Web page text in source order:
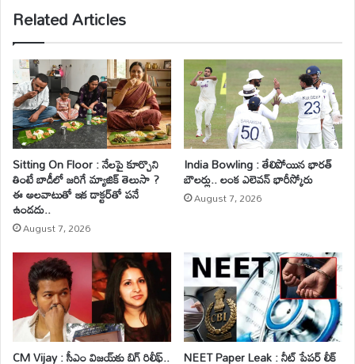
Related Articles
Sitting On Floor : నేలపై కూర్చొని
తింటే బాడీలో జరిగే మ్యాజిక్ తెలుసా ?
ఈ అలవాటుతో ఇక డాక్టర్‌తో పనే
ఉండదు..
August 7, 2026
India Bowling : తేలిపోయిన భారత్
బౌలర్లు.. లంక ఎలెవన్ భారీస్కోరు
August 7, 2026
CM Vijay : సీఎం విజయ్‌కు బిగ్ రిలీఫ్.. NEET Paper Leak : నీట్ పేపర్ లీక్